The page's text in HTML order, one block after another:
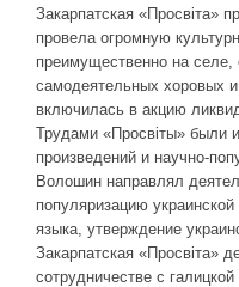
Закарпатская «Просвіта»
провела огромную
преимущественно на селе,
самодеятельных хоровых
включилась в акцию
Трудами «Просвіты» были
произведений и научно-
Волошин направлял
популяризацию
языка, утверждение
Закарпатская «Просвіта»
сотрудничестве с